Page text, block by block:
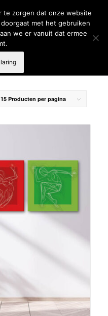
€ 179
15 Producten per pagina
te zorgen dat onze website
met het gebruiken
we er vanuit dat ermee